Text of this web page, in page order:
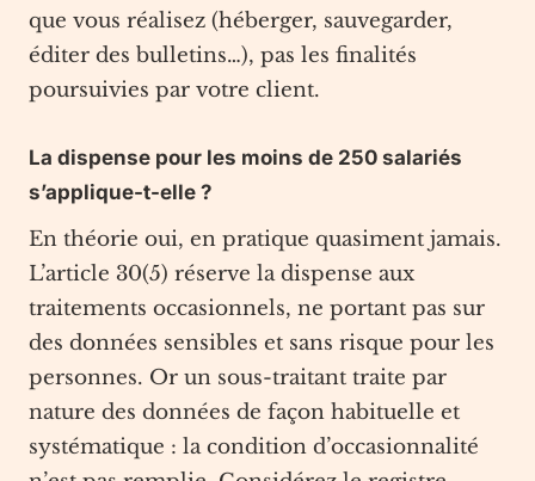
que vous réalisez (héberger, sauvegarder,
éditer des bulletins…), pas les finalités
poursuivies par votre client.
La dispense pour les moins de 250 salariés
s’applique-t-elle ?
En théorie oui, en pratique quasiment jamais.
L’article 30(5) réserve la dispense aux
traitements occasionnels, ne portant pas sur
des données sensibles et sans risque pour les
personnes. Or un sous-traitant traite par
nature des données de façon habituelle et
systématique : la condition d’occasionnalité